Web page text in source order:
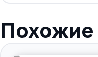
Похожие